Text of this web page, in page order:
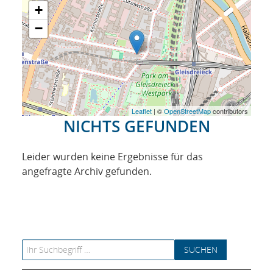
RUBRIKEN
NETZWERK
SPONSORING
KONTAKT
+
−
Leaflet | ©OpenStreetMapcontributors
NICHTS GEFUNDEN
Leider wurden keine Ergebnisse für das
angefragte Archiv gefunden.
Search for: